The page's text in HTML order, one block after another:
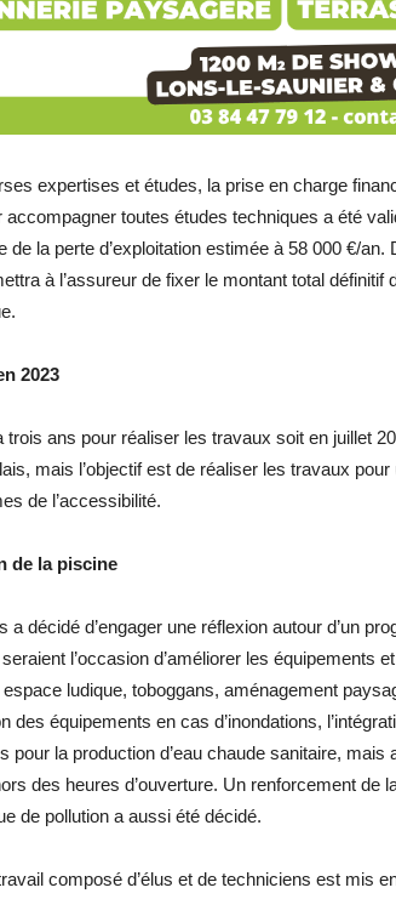
expertises et études, la prise en charge
accompagner toutes études techniques a été
de la perte d’exploitation estimée à 58 000 €/an.
à l’assureur de fixer le montant total définitif
2023
trois ans pour réaliser les travaux soit en juillet
mais l’objectif est de réaliser les travaux
de l’accessibilité.
de la piscine
a décidé d’engager une réflexion autour d’un
l’occasion d’améliorer les équipements
ludique, toboggans, aménagement
des équipements en cas d’inondations,
pour la production d’eau chaude sanitaire, mais
des heures d’ouverture. Un renforcement de
de pollution a aussi été décidé.
composé d’élus et de techniciens est mis